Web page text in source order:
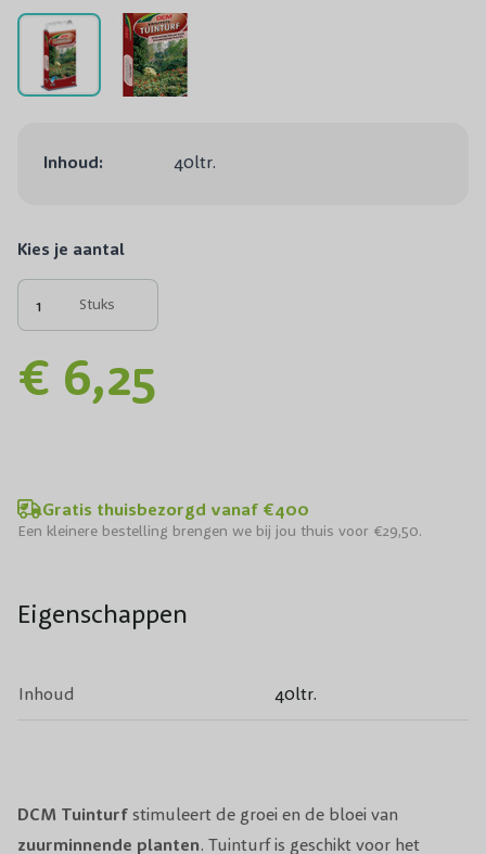
Inhoud: 40ltr.
Kies je aantal
Stuks
€ 6,25
Gratis thuisbezorgd vanaf €400
Een kleinere bestelling brengen we bij jou thuis voor €29,50.
DCM Tuinturf stimuleert de groei en de bloei van
zuurminnende planten. Tuinturf is geschikt voor het
Eigenschappen
Inhoud 40ltr.